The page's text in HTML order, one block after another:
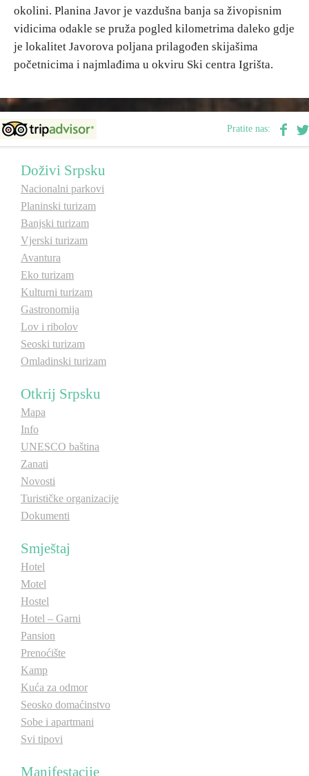
okolini. Planina Javor je vazdušna banja sa živopisnim
vidicima odakle se pruža pogled kilometrima daleko gdje
je lokalitet Javorova poljana prilagođen skijašima
početnicima i najmlađima u okviru Ski centra Igrišta.
Pratite nas:
Doživi Srpsku
Nacionalni parkovi
Planinski turizam
Banjski turizam
Vjerski turizam
Avantura
Eko turizam
Kulturni turizam
Gastronomija
Lov i ribolov
Seoski turizam
Omladinski turizam
Otkrij Srpsku
Mapa
Info
UNESCO baština
Zanati
Novosti
Turističke organizacije
Dokumenti
Smještaj
Hotel
Motel
Hostel
Hotel – Garni
Pansion
Prenoćište
Kamp
Kuća za odmor
Seosko domaćinstvo
Sobe i apartmani
Svi tipovi
Manifestacije